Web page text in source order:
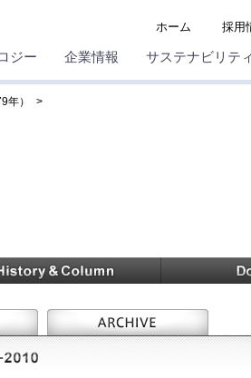
ホーム 採用
ジー 企業情報 サステナビリティ
年）